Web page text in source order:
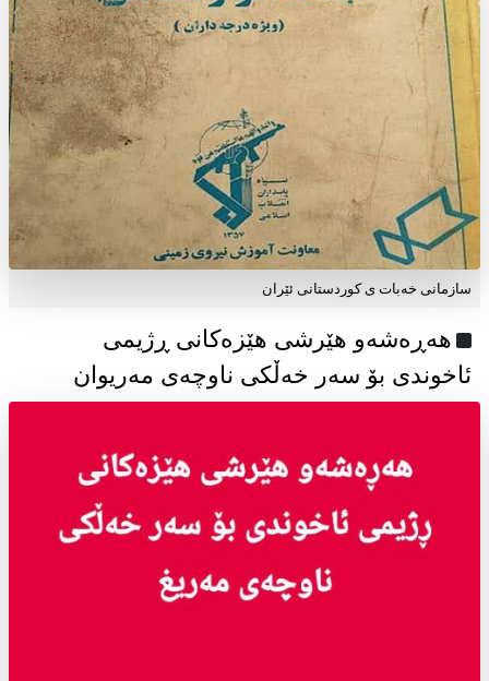
سازمانی خەبات ی كوردستانی ئێران
هەڕەشەو هێرشی هێزەکانی ڕژیمی
ئاخوندی بۆ سەر خەڵکی ناوچەی مەریوان